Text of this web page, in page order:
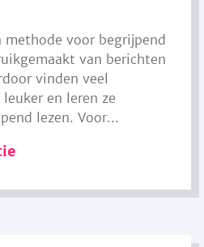
methode voor begrijpend
van berichten
vinden veel
en leren ze
lezen. Voor...